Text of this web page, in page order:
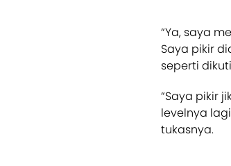
“Ya, saya
Saya pikir
seperti
“Saya pikir
levelnya
tukasnya.